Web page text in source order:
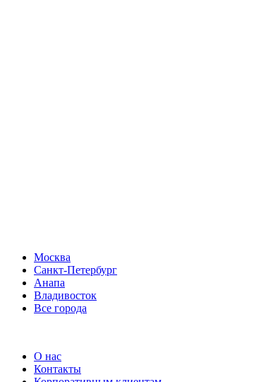
Москва
Санкт-Петербург
Анапа
Владивосток
Все города
О нас
Контакты